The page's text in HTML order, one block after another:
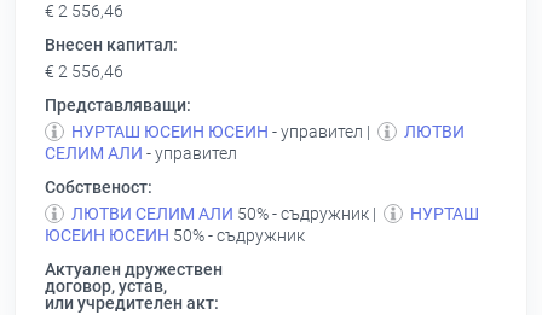
€ 2 556,46
Внесен капитал:
€ 2 556,46
Представляващи:
НУРТАШ ЮСЕИН ЮСЕИН - управител |
ЛЮТВИ
СЕЛИМ АЛИ - управител
Собственост:
ЛЮТВИ СЕЛИМ АЛИ 50% - съдружник |
НУРТАШ
ЮСЕИН ЮСЕИН 50% - съдружник
Актуален дружествен
договор, устав,
или учредителен акт: